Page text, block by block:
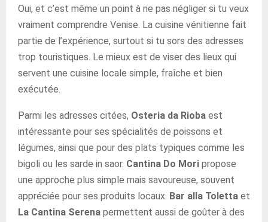
Oui, et c’est même un point à ne pas négliger si tu veux
vraiment comprendre Venise. La cuisine vénitienne fait
partie de l’expérience, surtout si tu sors des adresses
trop touristiques. Le mieux est de viser des lieux qui
servent une cuisine locale simple, fraîche et bien
exécutée.
Parmi les adresses citées, Osteria da Rioba est
intéressante pour ses spécialités de poissons et
légumes, ainsi que pour des plats typiques comme les
bigoli ou les sarde in saor. Cantina Do Mori propose
une approche plus simple mais savoureuse, souvent
appréciée pour ses produits locaux. Bar alla Toletta et
La Cantina Serena permettent aussi de goûter à des